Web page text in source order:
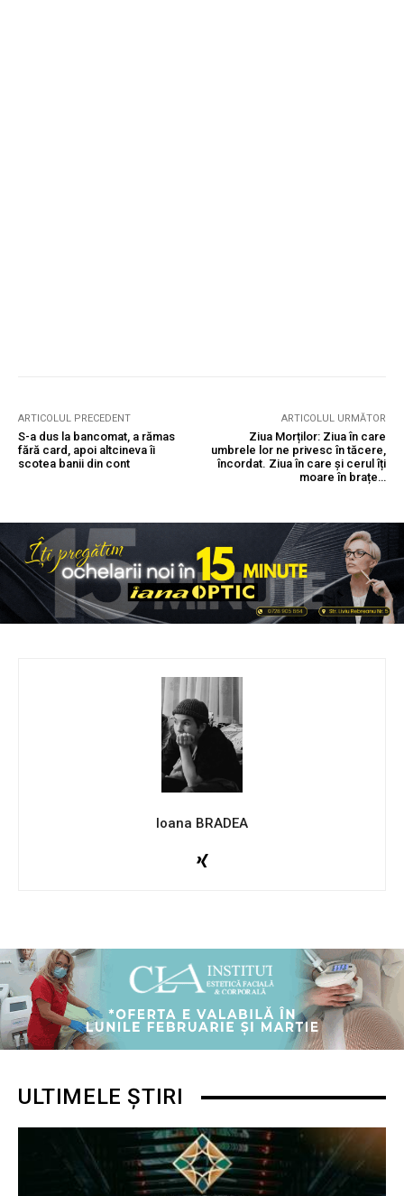
ARTICOLUL PRECEDENT
S-a dus la bancomat, a rămas
fără card, apoi altcineva îi
scotea banii din cont
ARTICOLUL URMĂTOR
Ziua Morților: Ziua în care
umbrele lor ne privesc în tăcere,
încordat. Ziua în care și cerul îți
moare în brațe…
Ioana BRADEA
ULTIMELE ȘTIRI